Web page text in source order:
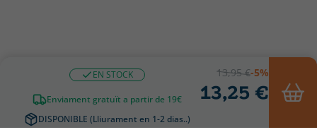
EN STOCK
Enviament gratuït a partir de 19€
DISPONIBLE (Lliurament en 1-2 dias..)
13,95 €-5%
13,25 €